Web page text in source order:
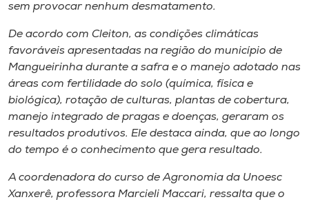
sem provocar nenhum desmatamento.
De acordo com Cleiton, as condições climáticas
favoráveis apresentadas na região do município de
Mangueirinha durante a safra e o manejo adotado nas
áreas com fertilidade do solo (química, física e
biológica), rotação de culturas, plantas de cobertura,
manejo integrado de pragas e doenças, geraram os
resultados produtivos. Ele destaca ainda, que ao longo
do tempo é o conhecimento que gera resultado.
A coordenadora do curso de Agronomia da Unoesc
Xanxerê, professora Marcieli Maccari, ressalta que o